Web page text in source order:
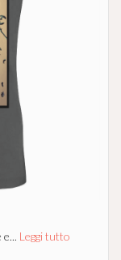
Leggi tutto